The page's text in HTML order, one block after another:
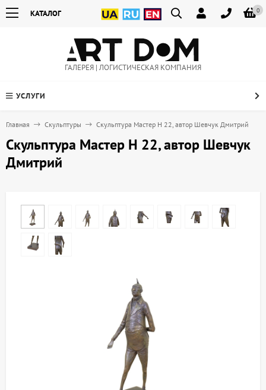
0
КАТАЛОГ
ГАЛЕРЕЯ | ЛОГИСТИЧЕСКАЯ КОМПАНИЯ
УСЛУГИ
Главная Скульптуры Скульптура Мастер H 22, автор Шевчук Дмитрий
Скульптура Мастер H 22, автор Шевчук
Дмитрий